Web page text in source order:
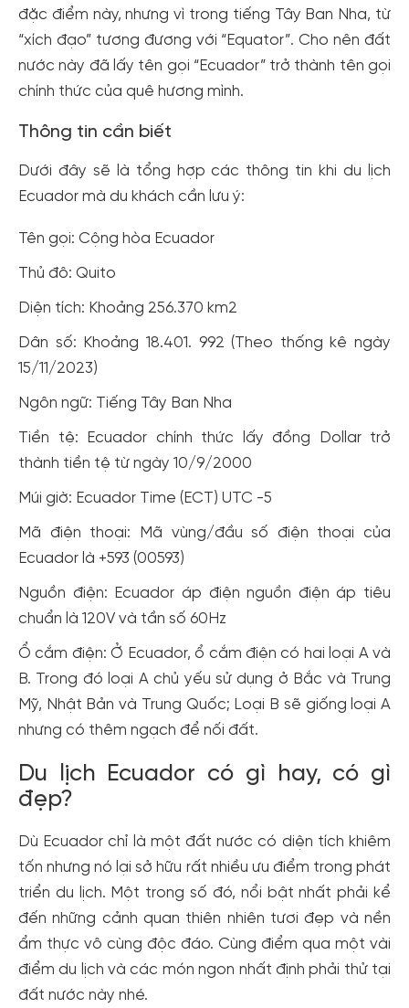
đặc điểm này, nhưng vì trong tiếng Tây Ban Nha, từ
“xích đạo” tương đương với “Equator”. Cho nên đất
nước này đã lấy tên gọi “Ecuador” trở thành tên gọi
chính thức của quê hương mình.
Thông tin cần biết
Dưới đây sẽ là tổng hợp các thông tin khi du lịch
Ecuador mà du khách cần lưu ý:
Tên gọi: Cộng hòa Ecuador
Thủ đô: Quito
Diện tích: Khoảng 256.370 km2
Dân số: Khoảng 18.401. 992 (Theo thống kê ngày
15/11/2023)
Ngôn ngữ: Tiếng Tây Ban Nha
Tiền tệ: Ecuador chính thức lấy đồng Dollar trở
thành tiền tệ từ ngày 10/9/2000
Múi giờ: Ecuador Time (ECT) UTC -5
Mã điện thoại: Mã vùng/đầu số điện thoại của
Ecuador là +593 (00593)
Nguồn điện: Ecuador áp điện nguồn điện áp tiêu
chuẩn là 120V và tần số 60Hz
Ổ cắm điện: Ở Ecuador, ổ cắm điện có hai loại A và
B. Trong đó loại A chủ yếu sử dụng ở Bắc và Trung
Mỹ, Nhật Bản và Trung Quốc; Loại B sẽ giống loại A
nhưng có thêm ngạch để nối đất.
Du lịch Ecuador có gì hay, có gì
đẹp?
Dù Ecuador chỉ là một đất nước có diện tích khiêm
tốn nhưng nó lại sở hữu rất nhiều ưu điểm trong phát
triển du lịch. Một trong số đó, nổi bật nhất phải kể
đến những cảnh quan thiên nhiên tươi đẹp và nền
ẩm thực vô cùng độc đáo. Cùng điểm qua một vài
điểm du lịch và các món ngon nhất định phải thử tại
đất nước này nhé.